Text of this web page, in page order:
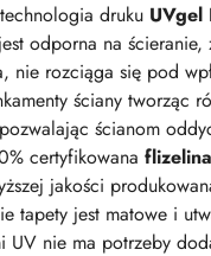
druku UVgel
odporna na ścieranie,
nie rozciąga się pod
ściany tworząc
ścianom
certyfikowana
jakości
tapety jest matowe i
UV nie ma potrzeby